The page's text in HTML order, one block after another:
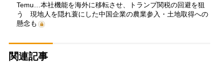
Temu…本社機能を海外に移転させ、トランプ関税の回避を狙
う 現地人を隠れ蓑にした中国企業の農業参入・土地取得への
懸念も
関連記事